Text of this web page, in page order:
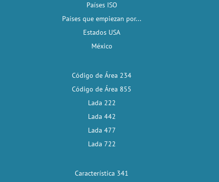
Países ISO
Países que empiezan por...
Estados USA
México
Código de Área 234
Código de Área 855
Lada 222
Lada 442
Lada 477
Lada 722
Característica 341